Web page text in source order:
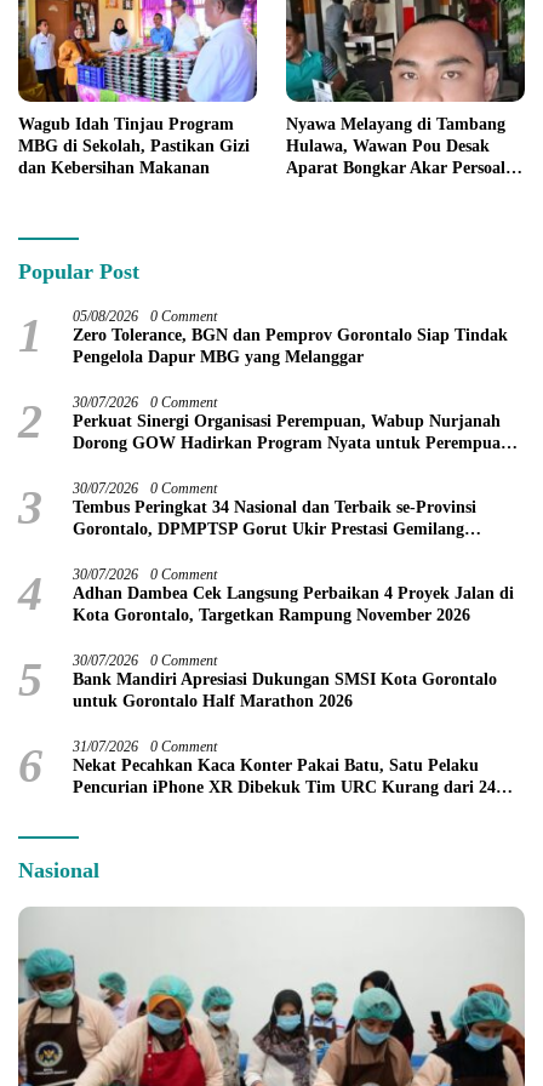
Wagub Idah Tinjau Program
MBG di Sekolah, Pastikan Gizi
dan Kebersihan Makanan
Nyawa Melayang di Tambang
Hulawa, Wawan Pou Desak
Aparat Bongkar Akar Persoalan
Popular Post
1 05/08/2026 0 Comment
Zero Tolerance, BGN dan Pemprov Gorontalo Siap Tindak
Pengelola Dapur MBG yang Melanggar
2 30/07/2026 0 Comment
Perkuat Sinergi Organisasi Perempuan, Wabup Nurjanah
Dorong GOW Hadirkan Program Nyata untuk Perempuan
3 30/07/2026 0 Comment
Tembus Peringkat 34 Nasional dan Terbaik se-Provinsi
Gorontalo, DPMPTSP Gorut Ukir Prestasi Gemilang
4 30/07/2026 0 Comment
Adhan Dambea Cek Langsung Perbaikan 4 Proyek Jalan di
Kota Gorontalo, Targetkan Rampung November 2026
5 30/07/2026 0 Comment
Bank Mandiri Apresiasi Dukungan SMSI Kota Gorontalo
untuk Gorontalo Half Marathon 2026
6 31/07/2026 0 Comment
Nekat Pecahkan Kaca Konter Pakai Batu, Satu Pelaku
Pencurian iPhone XR Dibekuk Tim URC Kurang dari 24
Nasional